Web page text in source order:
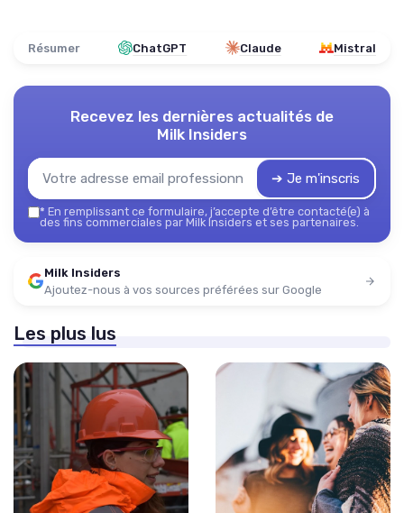
Résumer ChatGPT Claude Mistral
Recevez les dernières actualités de
Milk Insiders
➔ Je m'inscris
* En remplissant ce formulaire, j’accepte d’être contacté(e) à
des fins commerciales par Milk Insiders et ses partenaires.
Milk Insiders
Ajoutez-nous à vos sources préférées sur Google
Les plus lus